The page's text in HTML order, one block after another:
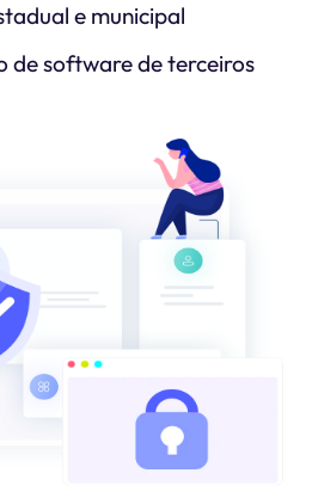
e municipal
de software de terceiros